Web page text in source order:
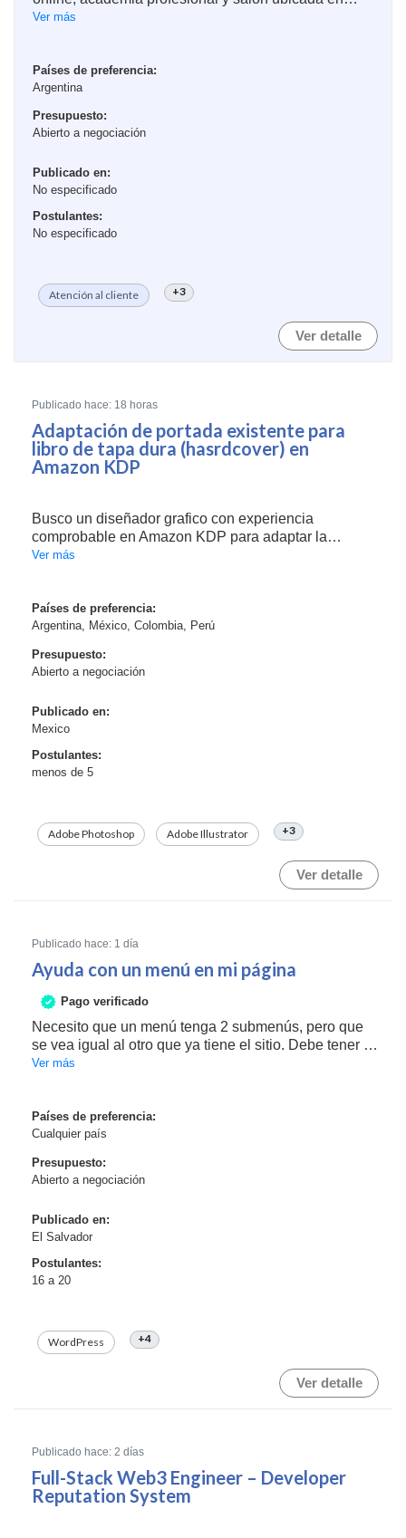
Texas, USA. Buscamos incorporar a nuestro equipo
que repr...
Ver más
Países de preferencia:
Argentina
Presupuesto:
Abierto a negociación
Publicado en:
No especificado
Postulantes:
No especificado
Atención al cliente +3
Ver detalle
Publicado hace: 18 horas
Adaptación de portada existente para
libro de tapa dura (hasrdcover) en
Amazon KDP
Busco un diseñador grafico con experiencia
comprobable en Amazon KDP para adaptar la
portada existente de mi libro de versión tapa dura
Este libro ya está publicado en Kindle y tapa blanda,
por lo que no requiero un rediseño, sino conse...
Ver más
Países de preferencia:
Argentina, México, Colombia, Perú
Presupuesto:
Abierto a negociación
Publicado en:
Mexico
Postulantes:
menos de 5
Adobe Photoshop Adobe Illustrator +3
Ver detalle
Publicado hace: 1 día
Ayuda con un menú en mi página
Pago verificado
Necesito que un menú tenga 2 submenús, pero que
se vea igual al otro que ya tiene el sitio. Debe tener 2
submenús. Y una vez que eso se tenga, ahí tiene que
La interfaz funcio...
Ver más
Países de preferencia:
Cualquier país
Presupuesto:
Abierto a negociación
Publicado en:
El Salvador
Postulantes:
16 a 20
WordPress +4
Ver detalle
Publicado hace: 2 días
Full-Stack Web3 Engineer – Developer
Reputation System